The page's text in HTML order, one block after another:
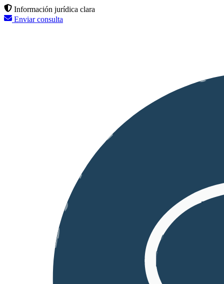
Información jurídica clara
Enviar consulta